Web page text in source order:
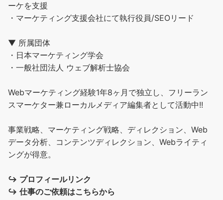
ーケを支援
・マーケティング支援会社にて執行役員/SEOリード
▼ 所属団体
・日本マーケティング学会
・一般社団法人 ウェブ解析士協会
Webマーケティング経験1年8ヶ月で独立し、フリーラン
スマーケター兼ローカルメディア編集者として活動中!!
事業戦略、マーケティング戦略、ディレクション、Web
データ分析、コンテンツディレクション、Webライティ
ングが得意。
↪︎ プロフィールリンク
↪︎ 仕事のご依頼はこちらから